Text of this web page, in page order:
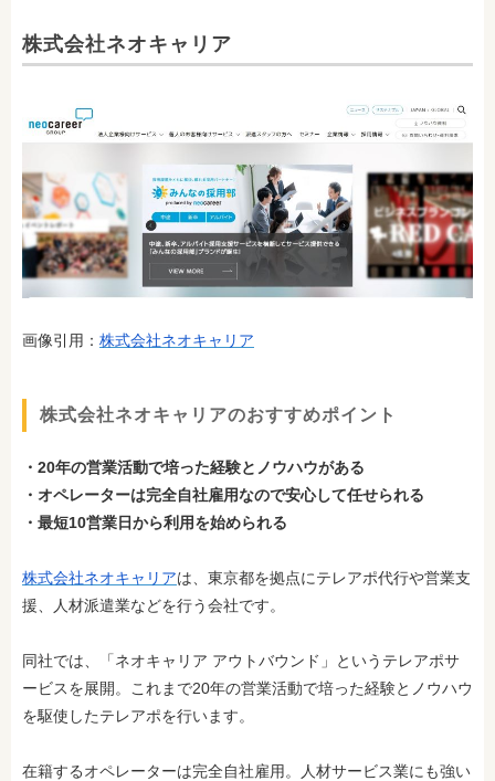
株式会社ネオキャリア
画像引用： 株式会社ネオキャリア
株式会社ネオキャリアのおすすめポイント
・20年の営業活動で培った経験とノウハウがある
・オペレーターは完全自社雇用なので安心して任せられる
・最短10営業日から利用を始められる
株式会社ネオキャリアは、東京都を拠点にテレアポ代行や営業支
援、人材派遣業などを行う会社です。
同社では、「ネオキャリア アウトバウンド」というテレアポサ
ービスを展開。これまで20年の営業活動で培った経験とノウハウ
を駆使したテレアポを行います。
在籍するオペレーターは完全自社雇用。人材サービス業にも強い